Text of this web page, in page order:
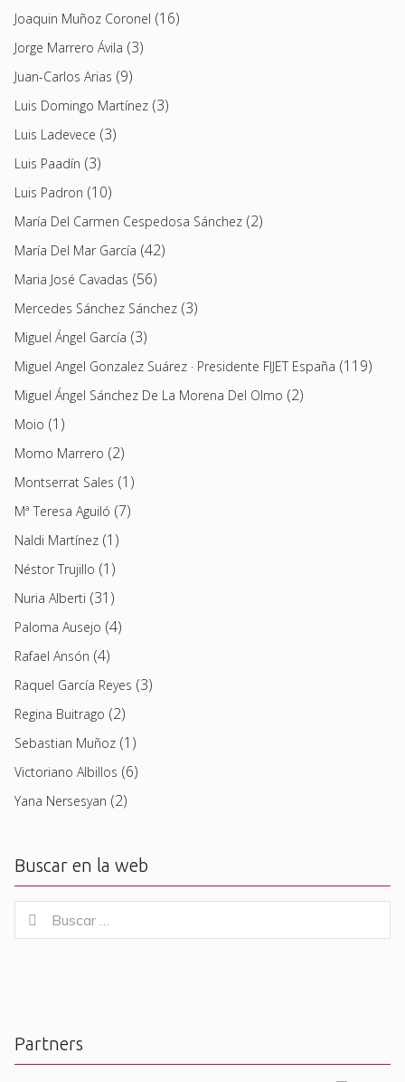
Joaquin Muñoz Coronel (16)
Jorge Marrero Ávila (3)
Juan-Carlos Arias (9)
Luis Domingo Martínez (3)
Luis Ladevece (3)
Luis Paadín (3)
Luis Padron (10)
María Del Carmen Cespedosa Sánchez (2)
María Del Mar García (42)
Maria José Cavadas (56)
Mercedes Sánchez Sánchez (3)
Miguel Ángel García (3)
Miguel Angel Gonzalez Suárez · Presidente FIJET España (119)
Miguel Ángel Sánchez De La Morena Del Olmo (2)
Moio (1)
Momo Marrero (2)
Montserrat Sales (1)
Mª Teresa Aguiló (7)
Naldi Martínez (1)
Néstor Trujillo (1)
Nuria Alberti (31)
Paloma Ausejo (4)
Rafael Ansón (4)
Raquel García Reyes (3)
Regina Buitrago (2)
Sebastian Muñoz (1)
Victoriano Albillos (6)
Yana Nersesyan (2)
Buscar en la web
for:
Buscar
Partners